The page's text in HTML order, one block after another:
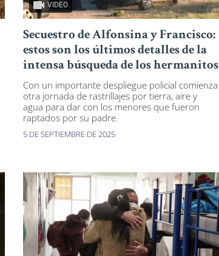
VIDEO
Secuestro de Alfonsina y Francisco:
estos son los últimos detalles de la
intensa búsqueda de los hermanitos
Con un importante despliegue policial comienza
otra jornada de rastrillajes por tierra, aire y
agua para dar con los menores que fueron
raptados por su padre.
5 DE SEPTIEMBRE DE 2025